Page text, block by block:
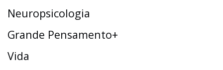
Neuropsicologia
Grande Pensamento+
Vida